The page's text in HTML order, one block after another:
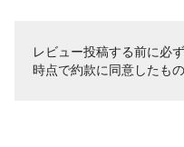
レビュー投稿する前に必ず
時点で約款に同意したも